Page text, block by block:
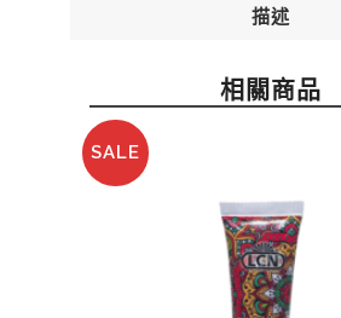
描述
相關商品
SALE